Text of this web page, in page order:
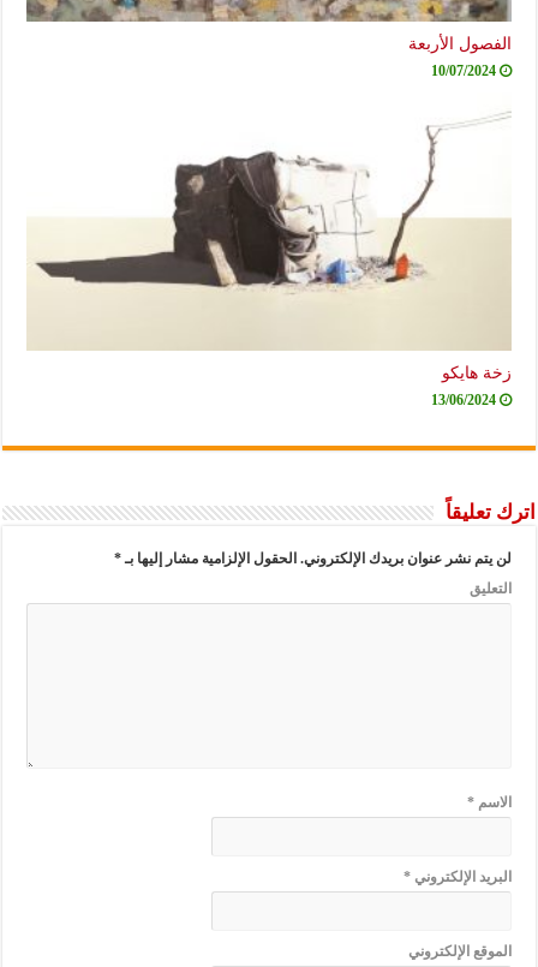
الفصول الأربعة
10/07/2024
زخة هايكو
13/06/2024
اترك تعليقاً
لن يتم نشر عنوان بريدك الإلكتروني. الحقول الإلزامية مشار إليها بـ*
التعليق
الاسم*
البريد الإلكتروني*
الموقع الإلكتروني